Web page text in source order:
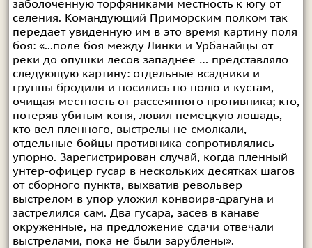
заболоченную торфяниками местность к югу от
селения. Командующий Приморским полком так
передает увиденную им в это время картину поля
боя: «...поле боя между Линки и Урбанайцы от
реки до опушки лесов западнее … представляло
следующую картину: отдельные всадники и
группы бродили и носились по полю и кустам,
очищая местность от рассеянного противника; кто,
потеряв убитым коня, ловил немецкую лошадь,
кто вел пленного, выстрелы не смолкали,
отдельные бойцы противника сопротивлялись
упорно. Зарегистрирован случай, когда пленный
унтер-офицер гусар в нескольких десятках шагов
от сборного пункта, выхватив револьвер
выстрелом в упор уложил конвоира-драгуна и
застрелился сам. Два гусара, засев в канаве
окруженные, на предложение сдачи отвечали
выстрелами, пока не были зарублены».